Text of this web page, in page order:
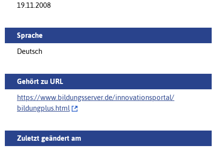
19.11.2008
Sprache
Deutsch
Gehört zu URL
https://www.bildungsserver.de/innovationsportal/‌
bildungplus.html
Zuletzt geändert am